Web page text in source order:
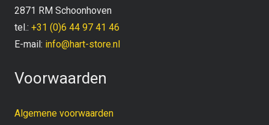
2871 RM Schoonhoven
tel.: +31 (0)6 44 97 41 46
E-mail: info@hart-store.nl
Voorwaarden
Algemene voorwaarden